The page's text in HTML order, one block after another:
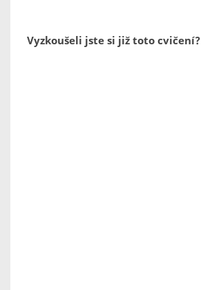
Vyzkoušeli jste si již toto cvičení?